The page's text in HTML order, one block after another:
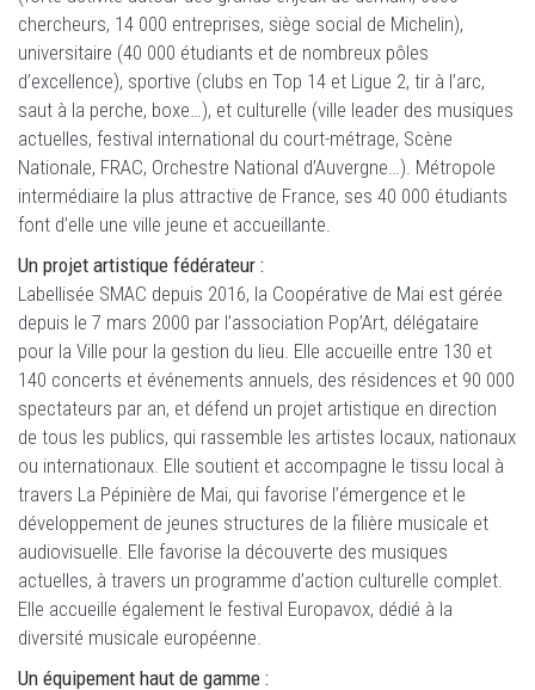
chercheurs, 14 000 entreprises, siège social de Michelin),
universitaire (40 000 étudiants et de nombreux pôles
d’excellence), sportive (clubs en Top 14 et Ligue 2, tir à l’arc,
saut à la perche, boxe…), et culturelle (ville leader des musiques
actuelles, festival international du court-métrage, Scène
Nationale, FRAC, Orchestre National d’Auvergne…). Métropole
intermédiaire la plus attractive de France, ses 40 000 étudiants
font d’elle une ville jeune et accueillante.
Un projet artistique fédérateur :
Labellisée SMAC depuis 2016, la Coopérative de Mai est gérée
depuis le 7 mars 2000 par l’association Pop’Art, délégataire
pour la Ville pour la gestion du lieu. Elle accueille entre 130 et
140 concerts et événements annuels, des résidences et 90 000
spectateurs par an, et défend un projet artistique en direction
de tous les publics, qui rassemble les artistes locaux, nationaux
ou internationaux. Elle soutient et accompagne le tissu local à
travers La Pépinière de Mai, qui favorise l’émergence et le
développement de jeunes structures de la filière musicale et
audiovisuelle. Elle favorise la découverte des musiques
actuelles, à travers un programme d’action culturelle complet.
Elle accueille également le festival Europavox, dédié à la
diversité musicale européenne.
Un équipement haut de gamme :